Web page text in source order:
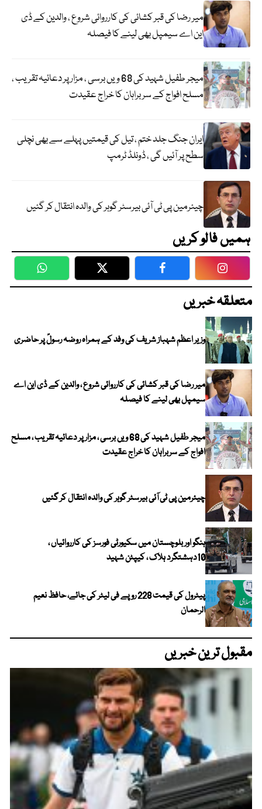
میر رضا کی قبر کشائی کی کارروائی شروع ، والدین کے ڈی
این اے سیمپل بھی لینے کا فیصلہ
میجر طفیل شہید کی 68 ویں برسی ، مزار پر دعائیہ تقریب ،
مسلح افواج کے سربراہان کا خراج عقیدت
ایران جنگ جلد ختم ، تیل کی قیمتیں پہلے سے بھی نچلی
سطح پر آئیں گی ، ڈونلڈ ٹرمپ
چیئرمین پی ٹی آئی بیرسٹر گوہر کی والدہ انتقال کر گئیں
ہمیں فالو کریں
WhatsApp Twitter Facebook
متعلقہ خبریں
وزیر اعظم شہباز شریف کی وفد کے ہمراہ روضہ رسولؐ پر حاضری
میر رضا کی قبر کشائی کی کارروائی شروع ، والدین کے ڈی این اے
سیمپل بھی لینے کا فیصلہ
میجر طفیل شہید کی 68 ویں برسی ، مزار پر دعائیہ تقریب ، مسلح
افواج کے سربراہان کا خراج عقیدت
چیئرمین پی ٹی آئی بیرسٹر گوہر کی والدہ انتقال کر گئیں
ہنگو اور بلوچستان میں سکیورٹی فورسز کی کارروائیاں ،
10دہشتگرد ہلاک ، کیپٹن شہید
پیٹرول کی قیمت 228 روپے فی لیٹر کی جائے، حافظ نعیم
الرحمان
مقبول ترین خبریں